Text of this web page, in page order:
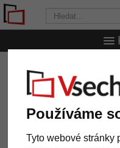
Používáme
Tyto webové stránky
rám Corona 16
Dřevěný rám